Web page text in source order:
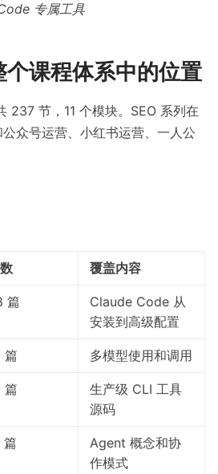
专属工具
个课程体系中的位置
237 节，11 个模块。SEO 系列在
众号运营、小红书运营、一人公
覆盖内容
篇
Claude Code 从
安装到高级配置
篇 多模型使用和调用
篇
生产级 CLI 工具
源码
篇
Agent 概念和协
作模式